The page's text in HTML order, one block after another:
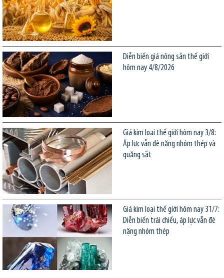
Diễn biến giá nông sản thế giới
hôm nay 4/8/2026
Giá kim loại thế giới hôm nay 3/8:
Áp lực vẫn đè nặng nhóm thép và
quặng sắt
Giá kim loại thế giới hôm nay 31/7:
Diễn biến trái chiều, áp lực vẫn đè
nặng nhóm thép